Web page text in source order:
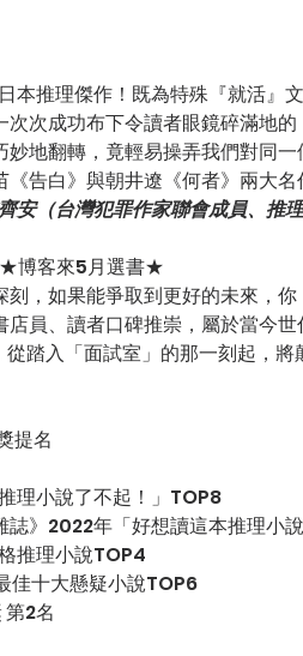
本推理傑作！既為特殊『就活』
次成功布下令讀者眼鏡碎滿地
地翻轉，竟輕易操弄我們對同
告白》與朝井遼《何者》兩大
安（台灣犯罪作家聯會成員、推理
博客來5月選書★
，如果能爭取到更好的未來，
店員、讀者口碑推崇，屬於當今
踏入「面試室」的那一刻起，將
提名
理小說了不起！」TOP8
》2022年「好想讀這本推理小
推理小說TOP4
佳十大懸疑小說TOP6
2名